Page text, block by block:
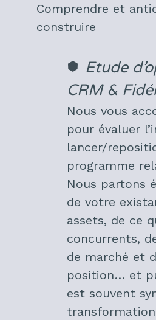
Comprendre et
construire
Etude
CRM &
Nous vous
pour évaluer
lancer/
programme
Nous partons
de votre
assets, de ce
concurrents,
de marché et
position… et
est souvent